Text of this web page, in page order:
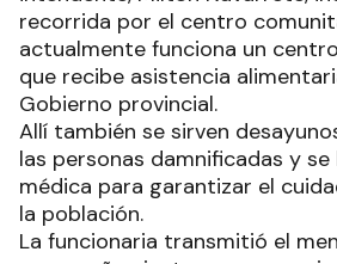
recorrida por el centro
actualmente funciona un
que recibe asistencia
Gobierno provincial.
Allí también se sirven
las personas damnificadas y
médica para garantizar el
la población.
La funcionaria transmitió el